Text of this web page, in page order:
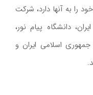
را به آنها دارد، شرکت
دانشگاه پیام نور،
جمهوری اسلامی ایران و